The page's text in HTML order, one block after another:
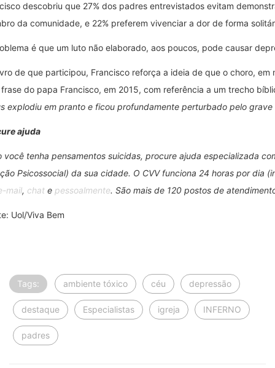
descobriu que 27% dos padres entrevistados evitam
da comunidade, e 22% preferem vivenciar a dor de forma
é que um luto não elaborado, aos poucos, pode causar
de que participou, Francisco reforça a ideia de que o choro,
do papa Francisco, em 2015, com referência a um trecho
explodiu em pranto e ficou profundamente perturbado pelo
ajuda
você tenha pensamentos suicidas, procure ajuda especializada
Psicossocial) da sua cidade. O CVV funciona 24 horas por dia
mail, chat e pessoalmente. São mais de 120 postos de
Uol/Viva Bem
Tags: ambiente tóxico céu depressāo
destaque Especialistas igreja INFERNO
padres